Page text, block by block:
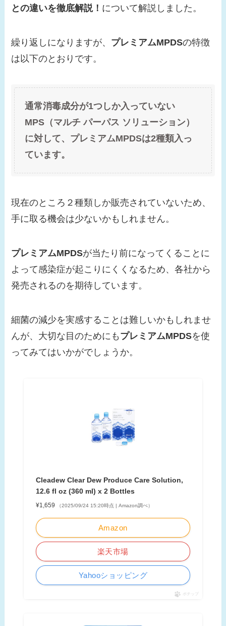
との違いを徹底解説！ について解説しました。
繰り返しになりますが、 プレミアムMPDSの特徴
は以下のとおりです。
通常消毒成分が1つしか入っていない
MPS（マルチ パーパス ソリューション）
に対して、 プレミアムMPDSは2種類入っ
ています。
現在のところ２種類しか販売されていないため、
手に取る機会は少ないかもしれません。
プレミアムMPDSが当たり前になってくることに
よって感染症が起こりにくくなるため、各社から
発売されるのを期待しています。
細菌の減少を実感することは難しいかもしれませ
んが、大切な目のためにも プレミアムMPDSを使
ってみてはいかがでしょうか。
Cleadew Clear Dew Produce Care Solution,
12.6 fl oz (360 ml) x 2 Bottles
¥1,659 （2025/09/24 15:20時点 | Amazon調べ）
Amazon
楽天市場
Yahooショッピング
ポチップ